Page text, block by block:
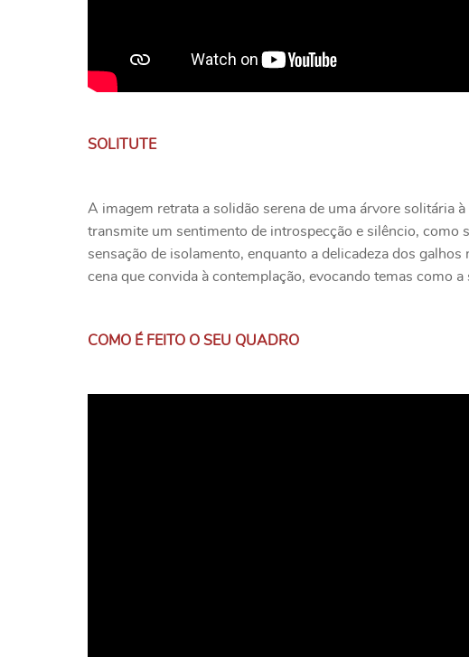
SOLITUTE
A imagem retrata a solidão serena de uma árvore solitária
transmite um sentimento de introspecção e silêncio, como
sensação de isolamento, enquanto a delicadeza dos
cena que convida à contemplação, evocando temas como
COMO É FEITO O SEU QUADRO